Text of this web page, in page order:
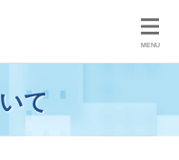
MENU
て